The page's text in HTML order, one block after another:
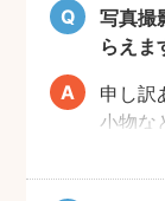
写真撮
らえま
申し訳
小物な
おり
願いし